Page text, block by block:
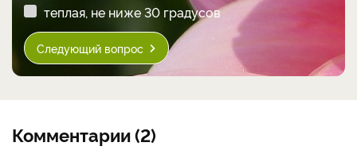
теплая, не ниже 30 градусов
Следующий вопрос
Комментарии (2)